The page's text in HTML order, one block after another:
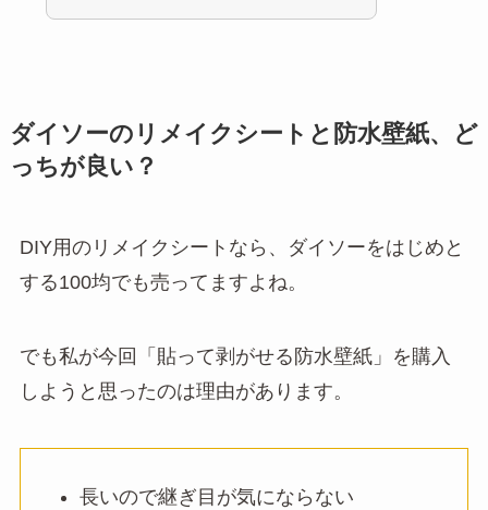
ダイソーのリメイクシートと防水壁紙、ど
っちが良い？
DIY用のリメイクシートなら、ダイソーをはじめと
する100均でも売ってますよね。
でも私が今回「貼って剥がせる防水壁紙」を購入
しようと思ったのは理由があります。
長いので継ぎ目が気にならない